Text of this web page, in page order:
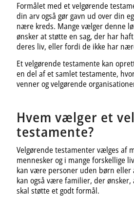
Formålet med et velgørende
din arv også gør gavn ud over din
nære kreds. Mange vælger denne
ønsker at støtte en sag, der har
deres liv, eller fordi de ikke har
Et velgørende testamente kan
en del af et samlet testamente,
venner og velgørende
Hvem vælger et
testamente?
Velgørende testamenter vælges af
mennesker og i mange forskellige
kan være personer uden børn
kan også være familier, der
skal støtte et godt formål.